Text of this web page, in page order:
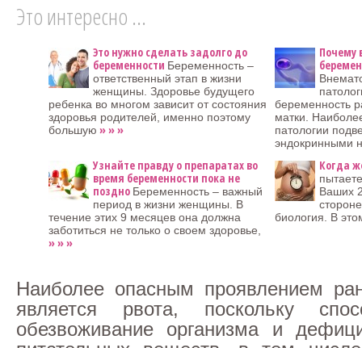
Это интересно ...
Это нужно сделать задолго до
беременности Беременность –
ответственный этап в жизни
женщины. Здоровье будущего
ребенка во многом зависит от состояния
здоровья родителей, именно поэтому
большую » » »
Почему
беременность
матки.
патологии
эндокринными
Узнайте правду о препаратах во
время беременности пока не
поздно Беременность – важный
период в жизни женщины. В
течение этих 9 месяцев она должна
заботиться не только о своем здоровье,
» » »
Когда
Ваших
биология. В
Наиболее опасным проявлением
является рвота, поскольку
обезвоживание организма и